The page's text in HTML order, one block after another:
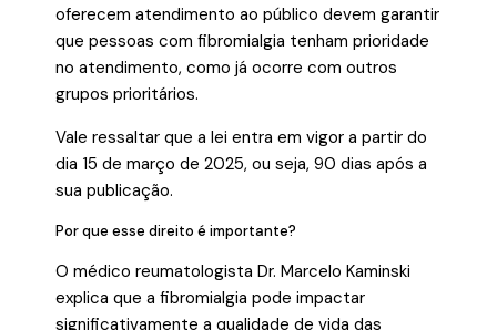
oferecem atendimento ao público devem garantir
que pessoas com fibromialgia tenham prioridade
no atendimento, como já ocorre com outros
grupos prioritários.
Vale ressaltar que a lei entra em vigor a partir do
dia 15 de março de 2025, ou seja, 90 dias após a
sua publicação.
Por que esse direito é importante?
O médico reumatologista Dr. Marcelo Kaminski
explica que a fibromialgia pode impactar
significativamente a qualidade de vida das